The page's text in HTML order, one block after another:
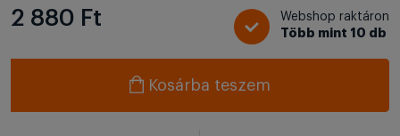
2 880 Ft
Webshop raktáron
Több mint 10 db
Kosárba teszem